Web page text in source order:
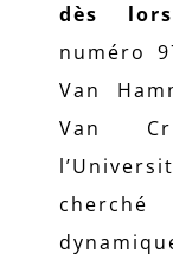
dès lors
numéro
Van
Van